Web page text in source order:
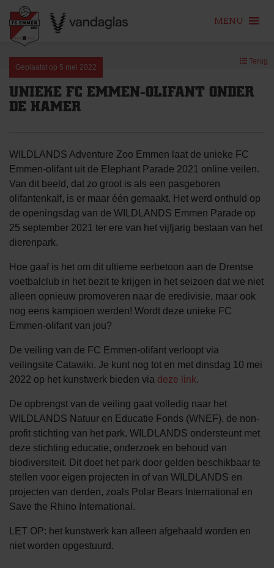
content
MENU
Geplaatst op 5 mei 2022
Terug
UNIEKE FC EMMEN-OLIFANT ONDER
DE HAMER
WILDLANDS Adventure Zoo Emmen laat de unieke FC
Emmen-olifant uit de Elephant Parade 2021 online veilen.
Van dit beeld, dat zo groot is als een pasgeboren
olifantenkalf, is er maar één gemaakt. Het werd onthuld op
de openingsdag van de WILDLANDS Emmen Parade op
25 september 2021 ter ere van het vijfjarig bestaan van het
dierenpark.
Hoe gaaf is het om dit ultieme eerbetoon aan de Drentse
voetbalclub in het bezit te krijgen in het seizoen dat we niet
alleen opnieuw promoveren naar de eredivisie, maar ook
nog eens kampioen werden! Wordt deze unieke FC
Emmen-olifant van jou?
De veiling van de FC Emmen-olifant verloopt via
veilingsite Catawiki. Je kunt nog tot en met dinsdag 10 mei
2022 op het kunstwerk bieden via deze link.
De opbrengst van de veiling gaat volledig naar het
WILDLANDS Natuur en Educatie Fonds (WNEF), de non-
profit stichting van het park. WILDLANDS ondersteunt met
deze stichting educatie, onderzoek en behoud van
biodiversiteit. Dit doet het park door gelden beschikbaar te
stellen voor eigen projecten in of van WILDLANDS en
projecten van derden, zoals Polar Bears International en
Save the Rhino International.
LET OP: het kunstwerk kan alleen afgehaald worden en
niet worden opgestuurd.